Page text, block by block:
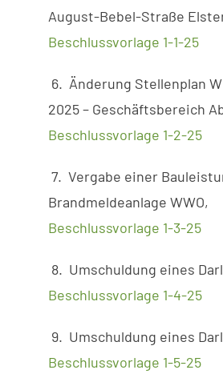
August-Bebel-Straße
Beschlussvorlage 1-1-25
6. Änderung Stellenplan
2025 – Geschäftsbereich
Beschlussvorlage 1-2-25
7. Vergabe einer
Brandmeldeanlage WWO,
Beschlussvorlage 1-3-25
8. Umschuldung eines
Beschlussvorlage 1-4-25
9. Umschuldung eines
Beschlussvorlage 1-5-25